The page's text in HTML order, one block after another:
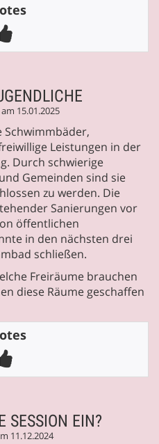
am 15.01.2025
Schwimmbäder,
Leistungen in der
Durch schwierige
Gemeinden sind sie
zu werden. Die
Sanierungen vor
öffentlichen
in den nächsten drei
schließen.
Freiräume brauchen
diese Räume geschaffen
SESSION EIN?
11.12.2024